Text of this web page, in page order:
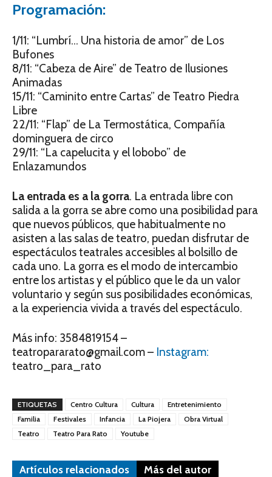
Programación:
1/11: “Lumbrí… Una historia de amor” de Los
Bufones
8/11: “Cabeza de Aire” de Teatro de Ilusiones
Animadas
15/11: “Caminito entre Cartas” de Teatro Piedra
Libre
22/11: “Flap” de La Termostática, Compañía
dominguera de circo
29/11: “La capelucita y el lobobo” de
Enlazamundos
La entrada es a la gorra. La entrada libre con
salida a la gorra se abre como una posibilidad para
que nuevos públicos, que habitualmente no
asisten a las salas de teatro, puedan disfrutar de
espectáculos teatrales accesibles al bolsillo de
cada uno. La gorra es el modo de intercambio
entre los artistas y el público que le da un valor
voluntario y según sus posibilidades económicas,
a la experiencia vivida a través del espectáculo.
Más info: 3584819154 –
teatropararato@gmail.com – Instagram:
teatro_para_rato
ETIQUETAS Centro Cultura Cultura
Entretenimiento
Familia
Festivales Infancia La Piojera
Obra Virtual
Teatro
Teatro Para Rato Youtube
Artículos relacionados Más del autor